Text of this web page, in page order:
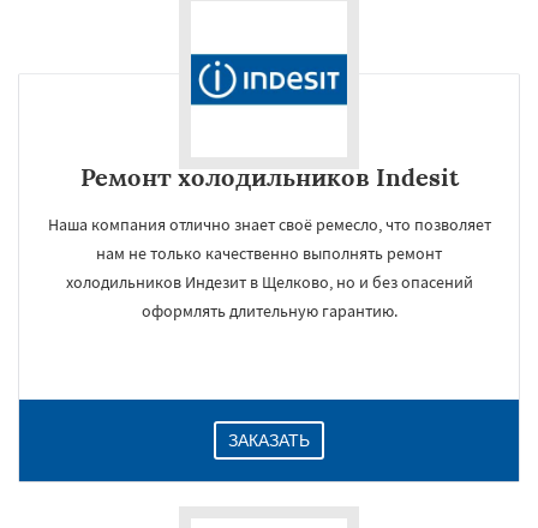
Ремонт холодильников Indesit
Наша компания отлично знает своё ремесло, что позволяет
нам не только качественно выполнять ремонт
холодильников Индезит в Щелково, но и без опасений
оформлять длительную гарантию.
ЗАКАЗАТЬ